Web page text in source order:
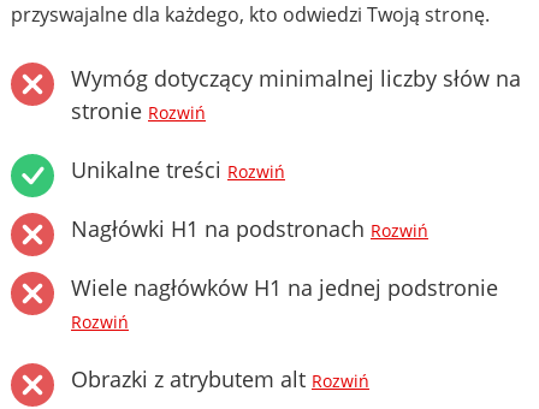
przyswajalne dla każdego, kto odwiedzi Twoją stronę.
Wymóg dotyczący minimalnej liczby słów na
stronie Rozwiń
Unikalne treści Rozwiń
Nagłówki H1 na podstronach Rozwiń
Wiele nagłówków H1 na jednej podstronie
Rozwiń
Obrazki z atrybutem alt Rozwiń